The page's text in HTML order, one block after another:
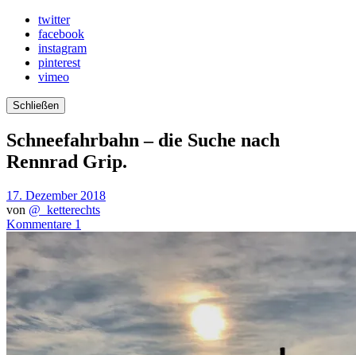
twitter
facebook
instagram
pinterest
vimeo
Schließen
Schneefahrbahn – die Suche nach
Rennrad Grip.
17. Dezember 2018
von @_ketterechts
Kommentare 1